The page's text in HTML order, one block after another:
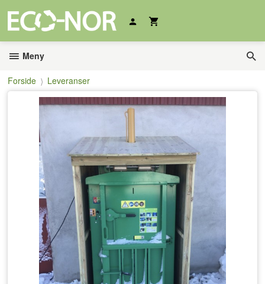
innholdet
Meny
Forside Leveranser